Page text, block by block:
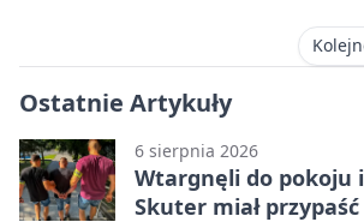
Ostatnie Artykuły
6 sierpnia 2026
Wtargnęli do pokoju i
Skuter miał